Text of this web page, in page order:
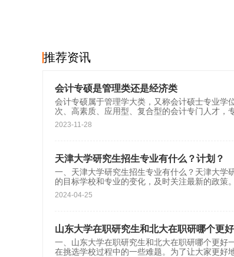
推荐资讯
会计专硕是管理类还是经济类
会计专硕属于管理学大类，又称会计硕士专业学
次、高素质、应用型、复合型的会计专门人才，
2023-11-28
天津大学研究生招生专业有什么？计划？
一、天津大学研究生招生专业有什么？天津大学
的目标学校和专业的变化，及时关注最新的政策
2024-04-25
山东大学在职研究生和北大在职研哪个更
一、山东大学在职研究生和北大在职研哪个更好
在挑选学校过程中的一些难题。为了让大家更好